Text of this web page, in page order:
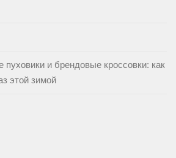
и брендовые кроссовки: как
этой зимой